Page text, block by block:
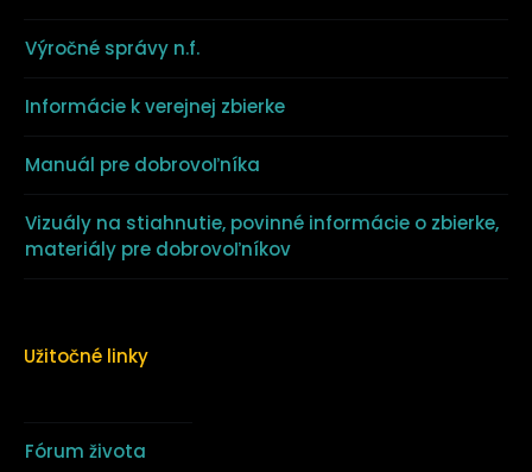
Výročné správy n.f.
Informácie k verejnej zbierke
Manuál pre dobrovoľníka
Vizuály na stiahnutie, povinné informácie o zbierke,
materiály pre dobrovoľníkov
Užitočné linky
Fórum života